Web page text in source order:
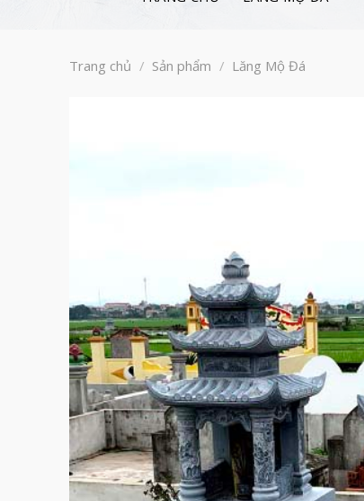
Trang chủ / Sản phẩm / Lăng Mộ Đá